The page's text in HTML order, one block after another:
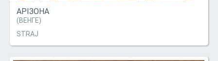
АРІЗОНА
(ВЕНГЕ)
STRAJ